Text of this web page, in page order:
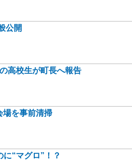
公開
高校生が町長へ報告
場を事前清掃
“マグロ”！？